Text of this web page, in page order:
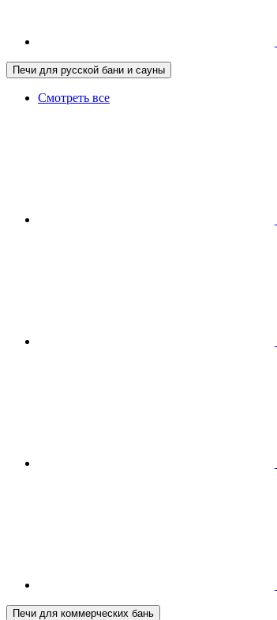
Печи для русской бани и сауны
Смотреть все
Печи для коммерческих бань